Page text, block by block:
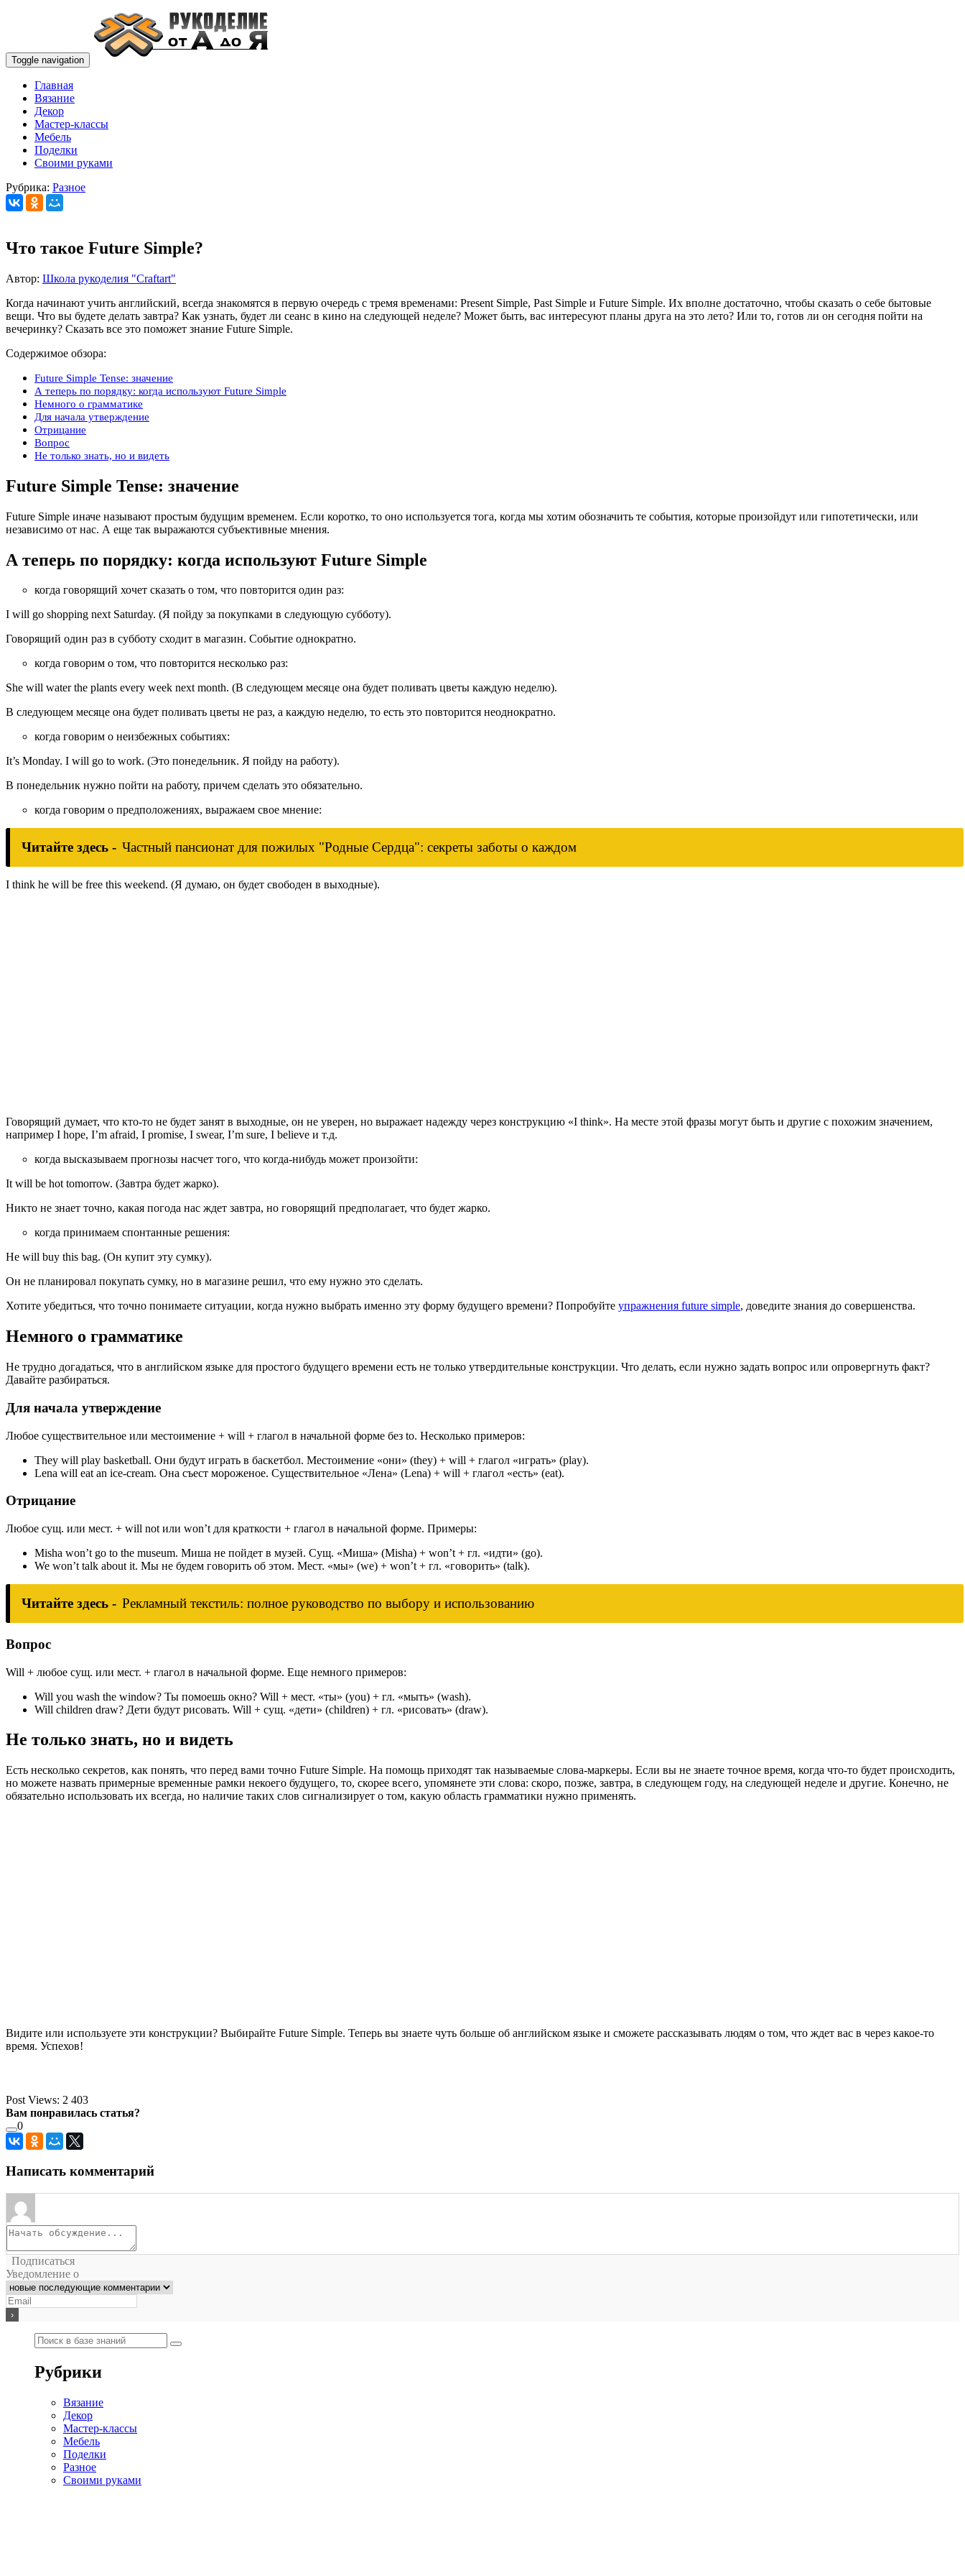
Toggle navigation
Главная
Вязание
Декор
Мастер-классы
Мебель
Поделки
Своими руками
Рубрика: Разное
Что такое Future Simple?
Автор: Школа рукоделия "Craftart"
Когда начинают учить английский, всегда знакомятся в первую очередь с тремя временами: Present Simple, Past Simple и Future Simple. Их вполне достаточно, чтобы сказать о себе бытовые
вещи. Что вы будете делать завтра? Как узнать, будет ли сеанс в кино на следующей неделе? Может быть, вас интересуют планы друга на это лето? Или то, готов ли он сегодня пойти на
вечеринку? Сказать все это поможет знание Future Simple.
Содержимое обзора:
Future Simple Tense: значение
А теперь по порядку: когда используют Future Simple
Немного о грамматике
Для начала утверждение
Отрицание
Вопрос
Не только знать, но и видеть
Future Simple Tense: значение
Future Simple иначе называют простым будущим временем. Если коротко, то оно используется тога, когда мы хотим обозначить те события, которые произойдут или гипотетически, или
независимо от нас. А еще так выражаются субъективные мнения.
А теперь по порядку: когда используют Future Simple
когда говорящий хочет сказать о том, что повторится один раз:
I will go shopping next Saturday. (Я пойду за покупками в следующую субботу).
Говорящий один раз в субботу сходит в магазин. Событие однократно.
когда говорим о том, что повторится несколько раз:
She will water the plants every week next month. (В следующем месяце она будет поливать цветы каждую неделю).
В следующем месяце она будет поливать цветы не раз, а каждую неделю, то есть это повторится неоднократно.
когда говорим о неизбежных событиях:
It’s Monday. I will go to work. (Это понедельник. Я пойду на работу).
В понедельник нужно пойти на работу, причем сделать это обязательно.
когда говорим о предположениях, выражаем свое мнение:
Читайте здесь - Частный пансионат для пожилых "Родные Сердца": секреты заботы о каждом
I think he will be free this weekend. (Я думаю, он будет свободен в выходные).
Говорящий думает, что кто-то не будет занят в выходные, он не уверен, но выражает надежду через конструкцию «I think». На месте этой фразы могут быть и другие с похожим значением,
например I hope, I’m afraid, I promise, I swear, I’m sure, I believe и т.д.
когда высказываем прогнозы насчет того, что когда-нибудь может произойти:
It will be hot tomorrow. (Завтра будет жарко).
Никто не знает точно, какая погода нас ждет завтра, но говорящий предполагает, что будет жарко.
когда принимаем спонтанные решения:
He will buy this bag. (Он купит эту сумку).
Он не планировал покупать сумку, но в магазине решил, что ему нужно это сделать.
Хотите убедиться, что точно понимаете ситуации, когда нужно выбрать именно эту форму будущего времени? Попробуйте упражнения future simple, доведите знания до совершенства.
Немного о грамматике
Не трудно догадаться, что в английском языке для простого будущего времени есть не только утвердительные конструкции. Что делать, если нужно задать вопрос или опровергнуть факт?
Давайте разбираться.
Для начала утверждение
Любое существительное или местоимение + will + глагол в начальной форме без to. Несколько примеров:
They will play basketball. Они будут играть в баскетбол. Местоимение «они» (they) + will + глагол «играть» (play).
Lena will eat an ice-cream. Она съест мороженое. Существительное «Лена» (Lena) + will + глагол «есть» (eat).
Отрицание
Любое сущ. или мест. + will not или won’t для краткости + глагол в начальной форме. Примеры:
Misha won’t go to the museum. Миша не пойдет в музей. Сущ. «Миша» (Misha) + won’t + гл. «идти» (go).
We won’t talk about it. Мы не будем говорить об этом. Мест. «мы» (we) + won’t + гл. «говорить» (talk).
Читайте здесь - Рекламный текстиль: полное руководство по выбору и использованию
Вопрос
Will + любое сущ. или мест. + глагол в начальной форме. Еще немного примеров:
Will you wash the window? Ты помоешь окно? Will + мест. «ты» (you) + гл. «мыть» (wash).
Will children draw? Дети будут рисовать. Will + сущ. «дети» (children) + гл. «рисовать» (draw).
Не только знать, но и видеть
Есть несколько секретов, как понять, что перед вами точно Future Simple. На помощь приходят так называемые слова-маркеры. Если вы не знаете точное время, когда что-то будет происходить,
но можете назвать примерные временные рамки некоего будущего, то, скорее всего, упомянете эти слова: скоро, позже, завтра, в следующем году, на следующей неделе и другие. Конечно, не
обязательно использовать их всегда, но наличие таких слов сигнализирует о том, какую область грамматики нужно применять.
Видите или используете эти конструкции? Выбирайте Future Simple. Теперь вы знаете чуть больше об английском языке и сможете рассказывать людям о том, что ждет вас в через какое-то
время. Успехов!
Post Views: 2 403
Вам понравилась статья?
0
Написать комментарий
Подписаться
Уведомление о
Рубрики
Вязание
Декор
Мастер-классы
Мебель
Поделки
Разное
Своими руками